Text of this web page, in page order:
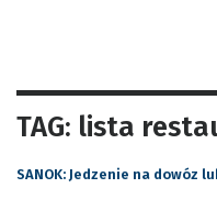
TAG: lista
SANOK: Jedzenie na dowóz